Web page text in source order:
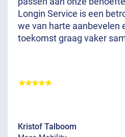
Longin Service is een
we van harte aanbevelen
toekomst graag vaker
Kristof Talboom